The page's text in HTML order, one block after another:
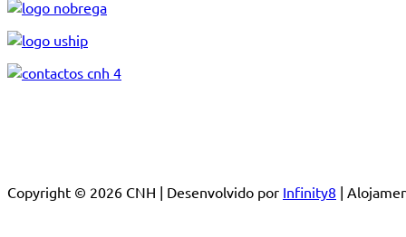
Copyright © 2026 CNH | Desenvolvido por Infinity8 |